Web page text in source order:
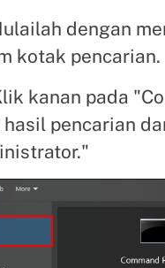
dengan
kotak pencarian.
kanan pada
pencarian